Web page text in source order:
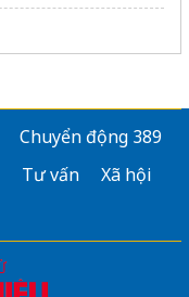
Chuyển động 389
Tư vấn
Xã hội